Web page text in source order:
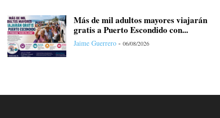
Más de mil adultos mayores viajarán
gratis a Puerto Escondido con...
Jaime Guerrero - 06/08/2026